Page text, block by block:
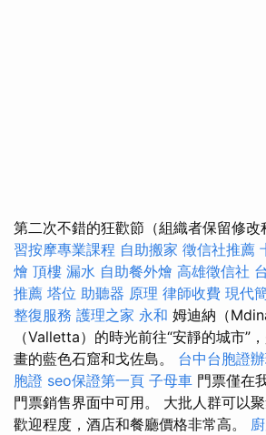
第二次不錯的狂歡節（組織者保留修改
習按摩專業課程 自助搬家 徵信社推薦
燴 頂樓 漏水 自助餐外燴 高雄徵信社
推薦 塔位 助聽器 原理 律師收費 現代
整復服務 護理之家 永和 姆迪納（
（Valletta）的時光前往“安靜的城市”
畫的藍色石窟和戈佐島。 台中台胞證
胞證 seo保證第一頁 子母車 門票僅在
門票銷售界面中可用。 大批人群可以
歡迎程度，酒店和餐廳價格非常高。